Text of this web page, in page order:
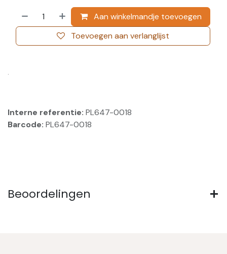
Aan winkelmandje toevoegen
Toevoegen aan verlanglijst
.
Interne referentie: PL647-0018
Barcode: PL647-0018
Beoordelingen